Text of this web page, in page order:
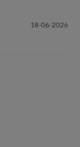
18-06-2026